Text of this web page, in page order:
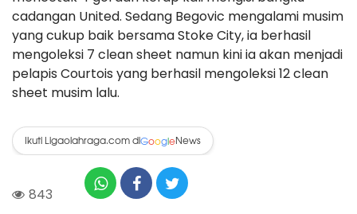
cadangan United. Sedang Begovic mengalami musim
yang cukup baik bersama Stoke City, ia berhasil
mengoleksi 7 clean sheet namun kini ia akan menjadi
pelapis Courtois yang berhasil mengoleksi 12 clean
sheet musim lalu.
Ikuti Ligaolahraga.com diGoogleNews
843